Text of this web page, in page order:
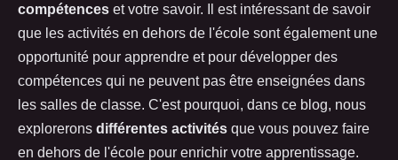
compétences et votre savoir. Il est intéressant de savoir
que les activités en dehors de l'école sont également une
opportunité pour apprendre et pour développer des
compétences qui ne peuvent pas être enseignées dans
les salles de classe. C'est pourquoi, dans ce blog, nous
explorerons différentes activités que vous pouvez faire
en dehors de l'école pour enrichir votre apprentissage.